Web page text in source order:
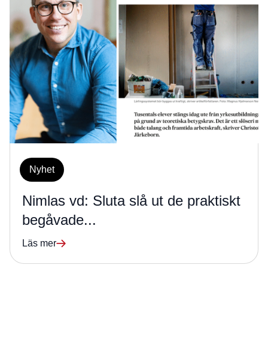
Nyhet
Nimlas vd: Sluta slå ut de praktiskt
begåvade...
Läs mer